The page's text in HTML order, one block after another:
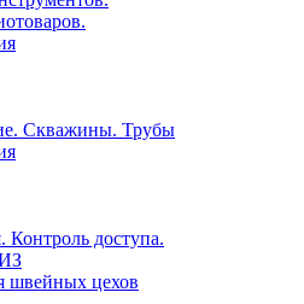
Скважины. Трубы
доступа.
швейных цехов